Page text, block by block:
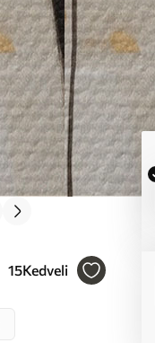
15Kedveli